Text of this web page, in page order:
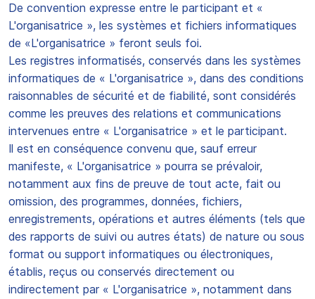
De convention expresse entre le participant et «
L'organisatrice », les systèmes et fichiers informatiques
de «L'organisatrice » feront seuls foi.
Les registres informatisés, conservés dans les systèmes
informatiques de « L'organisatrice », dans des conditions
raisonnables de sécurité et de fiabilité, sont considérés
comme les preuves des relations et communications
intervenues entre « L'organisatrice » et le participant.
Il est en conséquence convenu que, sauf erreur
manifeste, « L'organisatrice » pourra se prévaloir,
notamment aux fins de preuve de tout acte, fait ou
omission, des programmes, données, fichiers,
enregistrements, opérations et autres éléments (tels que
des rapports de suivi ou autres états) de nature ou sous
format ou support informatiques ou électroniques,
établis, reçus ou conservés directement ou
indirectement par « L'organisatrice », notamment dans